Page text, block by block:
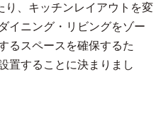
り、キッチンレイアウトを変
イニング・リビングをゾー
るスペースを確保するた
置することに決まりまし